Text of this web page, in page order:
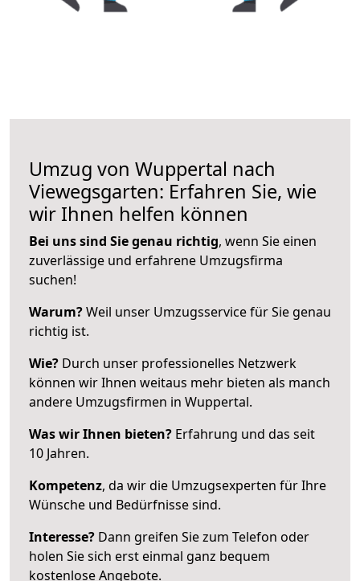
Umzug von Wuppertal nach
Viewegsgarten: Erfahren Sie, wie
wir Ihnen helfen können
Bei uns sind Sie genau richtig, wenn Sie einen
zuverlässige und erfahrene Umzugsfirma
suchen!
Warum?Weil unser Umzugsservice für Sie genau
richtig ist.
Wie? Durch unser professionelles Netzwerk
können wir Ihnen weitaus mehr bieten als manch
andere Umzugsfirmen in Wuppertal.
Was wir Ihnen bieten? Erfahrung und das seit
10 Jahren.
Kompetenz, da wir die Umzugsexperten für Ihre
Wünsche und Bedürfnisse sind.
Interesse? Dann greifen Sie zum Telefon oder
holen Sie sich erst einmal ganz bequem
kostenlose Angebote.